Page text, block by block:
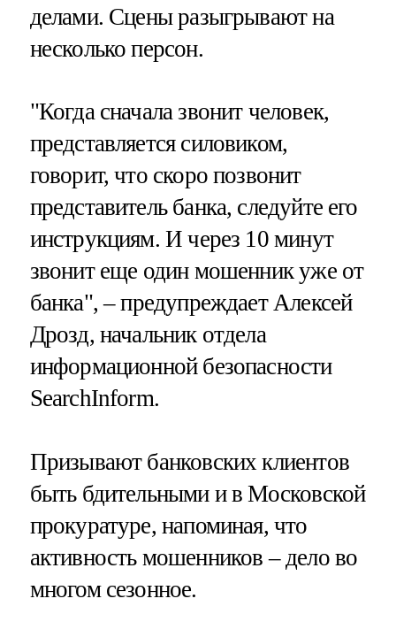
делами. Сцены разыгрывают на
несколько персон.
"Когда сначала звонит человек,
представляется силовиком,
говорит, что скоро позвонит
представитель банка, следуйте его
инструкциям. И через 10 минут
звонит еще один мошенник уже от
банка", – предупреждает Алексей
Дрозд, начальник отдела
информационной безопасности
SearchInform.
Призывают банковских клиентов
быть бдительными и в Московской
прокуратуре, напоминая, что
активность мошенников – дело во
многом сезонное.